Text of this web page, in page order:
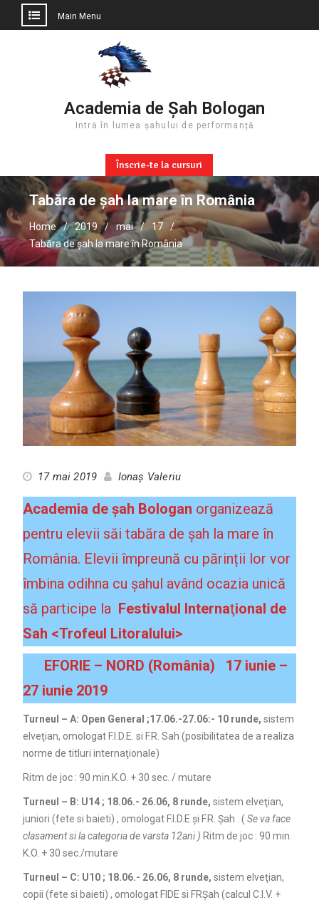
Main Menu
Academia de Șah Bologan
Intră în lumea șahului de performanță
Înscrie-te la cursuri
Tabăra de șah la mare în România
Home 2019 mai
17
Tabăra de șah la mare în România
17 mai 2019 Ionaș Valeriu
Academia de șah Bologan organizează
pentru elevii săi tabăra de șah la mare în
România. Elevii împreună cu părinții lor vor
îmbina odihna cu șahul având ocazia unică
să participe la Festivalul Internaţional de
Sah <Trofeul Litoralului>
EFORIE – NORD (România) 17 iunie –
27 iunie 2019
Turneul – A: Open General ;17.06.-27.06:- 10 runde, sistem
elveţian, omologat F.I.D.E. si F.R. Sah (posibilitatea de a realiza
norme de titluri internaţionale)
Ritm de joc : 90 min.K.O. + 30 sec. / mutare
Turneul – B: U14 ; 18.06.- 26.06, 8 runde, sistem elveţian,
juniori (fete si baieti) , omologat F.I.D.E şi F.R. Şah . ( Se va face
clasament si la categoria de varsta 12ani ) Ritm de joc : 90 min.
K.O. + 30 sec./mutare
Turneul – C: U10 ; 18.06.- 26.06, 8 runde, sistem elveţian,
copii (fete si baieti) , omologat FIDE si FRŞah (calcul C.I.V. +